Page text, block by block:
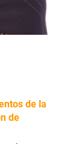
de la
de